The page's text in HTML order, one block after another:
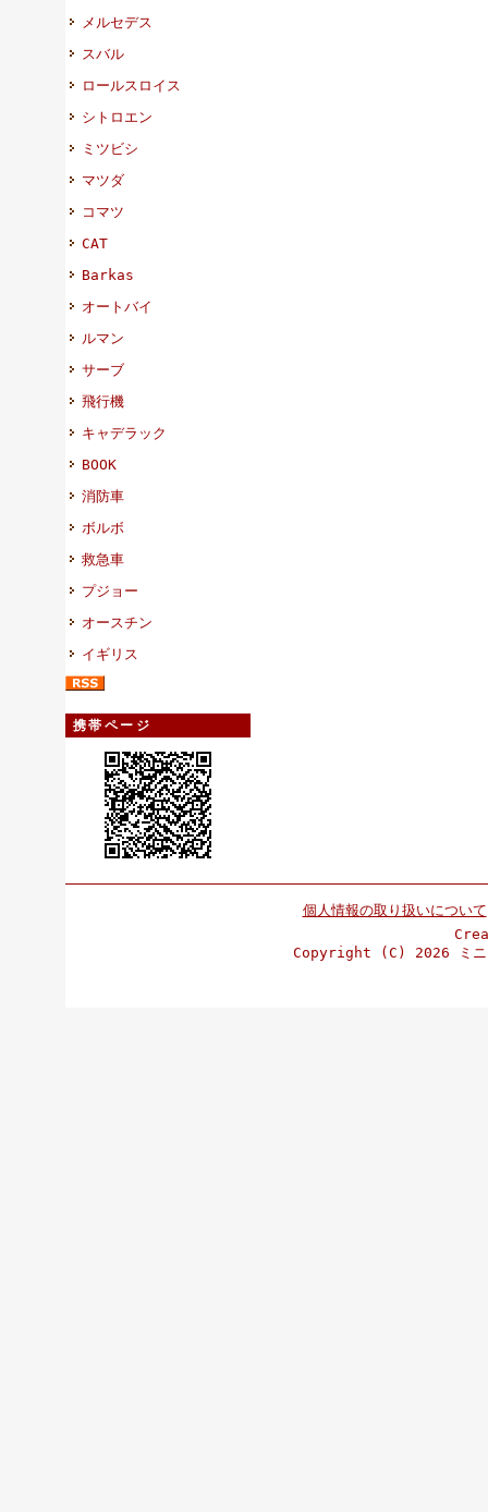
メルセデス
スバル
ロールスロイス
シトロエン
ミツビシ
マツダ
コマツ
CAT
Barkas
オートバイ
ルマン
サーブ
飛行機
キャデラック
BOOK
消防車
ボルボ
救急車
プジョー
オースチン
イギリス
携帯ページ
個人情報の取り扱いについて
Copyright (C) 2026 ミ